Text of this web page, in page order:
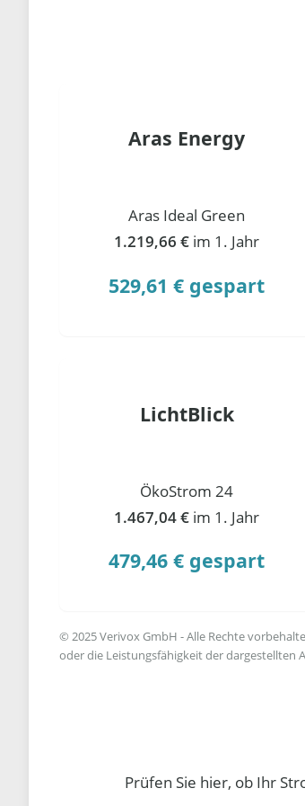
Aras Energy
Aras Ideal Green
1.219,66 € im 1. Jahr
529,61 € gespart
LichtBlick
ÖkoStrom 24
1.467,04 € im 1. Jahr
479,46 € gespart
© 2025 Verivox GmbH - Alle Rechte
oder die Leistungsfähigkeit der dargestellten
Prüfen Sie hier, ob Ihr